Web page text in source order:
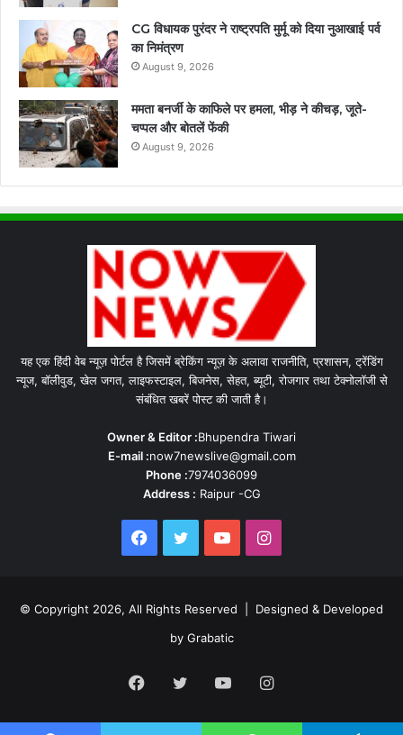
CG विधायक पुरंदर ने राष्ट्रपति मुर्मू को दिया नुआखाई पर्व
का निमंत्रण
August 9, 2026
ममता बनर्जी के काफिले पर हमला, भीड़ ने कीचड़, जूते-
चप्पल और बोतलें फेंकी
August 9, 2026
यह एक हिंदी वेब न्यूज़ पोर्टल है जिसमें ब्रेकिंग न्यूज़ के अलावा राजनीति, प्रशासन, ट्रेंडिंग
न्यूज, बॉलीवुड, खेल जगत, लाइफस्टाइल, बिजनेस, सेहत, ब्यूटी, रोजगार तथा टेक्नोलॉजी से
संबंधित खबरें पोस्ट की जाती है।
Owner & Editor :Bhupendra Tiwari
E-mail :now7newslive@gmail.com
Phone :7974036099
Address : Raipur -CG
Facebook
TwitterYouTubeInstagram
© Copyright 2026, All Rights Reserved | Designed & Developed
by Grabatic
Facebook
TwitterYouTubeInstagram